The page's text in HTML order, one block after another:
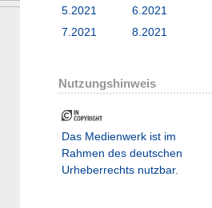
5.2021
6.2021
7.2021
8.2021
Nutzungshinweis
Das Medienwerk ist im
Rahmen des deutschen
Urheberrechts nutzbar.